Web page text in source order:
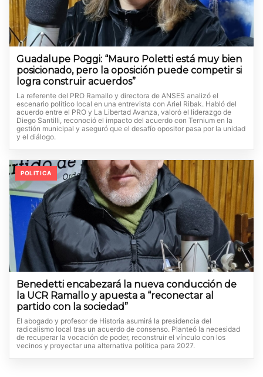
Guadalupe Poggi: “Mauro Poletti está muy bien
posicionado, pero la oposición puede competir si
logra construir acuerdos”
La referente del PRO Ramallo y directora de ANSES analizó el
escenario político local en una entrevista con Ariel Ribak. Habló del
acuerdo entre el PRO y La Libertad Avanza, valoró el liderazgo de
Diego Santilli, reconoció el impacto del acuerdo con Ternium en la
gestión municipal y aseguró que el desafío opositor pasa por la unidad
y el diálogo.
POLITICA
Benedetti encabezará la nueva conducción de
la UCR Ramallo y apuesta a “reconectar al
partido con la sociedad”
El abogado y profesor de Historia asumirá la presidencia del
radicalismo local tras un acuerdo de consenso. Planteó la necesidad
de recuperar la vocación de poder, reconstruir el vínculo con los
vecinos y proyectar una alternativa política para 2027.